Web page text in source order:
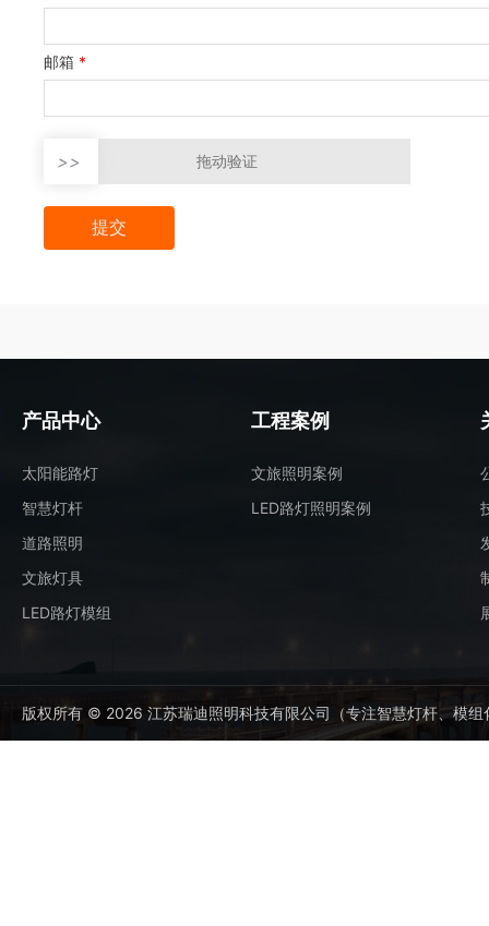
邮箱 *
>> 拖动验证
产品中心
太阳能路灯
智慧灯杆
道路照明
文旅灯具
LED路灯模组
工程案例
文旅照明案例
LED路灯照明案例
版权所有 © 2026 江苏瑞迪照明科技有限公司（专注智慧灯杆、模组